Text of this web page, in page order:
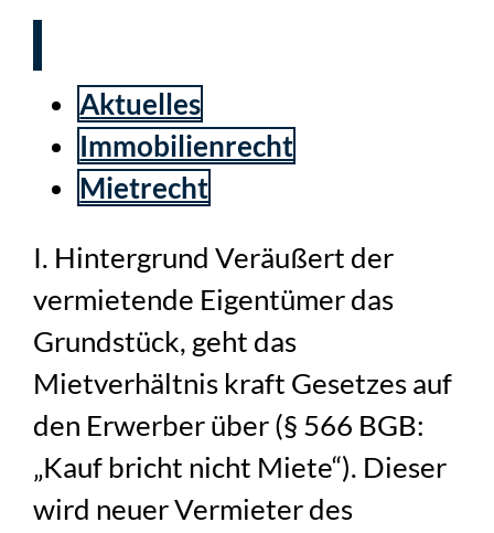
Aktuelles
Immobilienrecht
Mietrecht
I. Hintergrund Veräußert der
vermietende Eigentümer das
Grundstück, geht das
Mietverhältnis kraft Gesetzes auf
den Erwerber über (§ 566 BGB:
„Kauf bricht nicht Miete“). Dieser
wird neuer Vermieter des